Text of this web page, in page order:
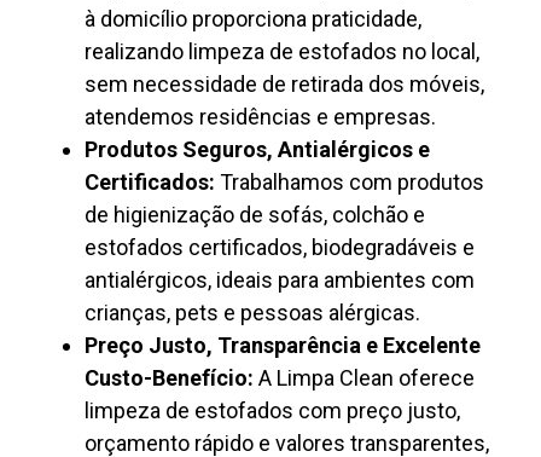
à domicílio proporciona praticidade,
realizando limpeza de estofados no local,
sem necessidade de retirada dos móveis,
atendemos residências e empresas.
Produtos Seguros, Antialérgicos e
Certificados: Trabalhamos com produtos
de higienização de sofás, colchão e
estofados certificados, biodegradáveis e
antialérgicos, ideais para ambientes com
crianças, pets e pessoas alérgicas.
Preço Justo, Transparência e Excelente
Custo-Benefício: A Limpa Clean oferece
limpeza de estofados com preço justo,
orçamento rápido e valores transparentes,